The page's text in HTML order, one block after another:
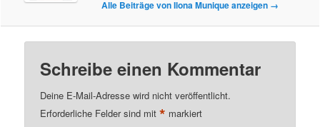
Alle Beiträge von Ilona Munique anzeigen →
Schreibe einen Kommentar
Deine E-Mail-Adresse wird nicht veröffentlicht.
Erforderliche Felder sind mit* markiert